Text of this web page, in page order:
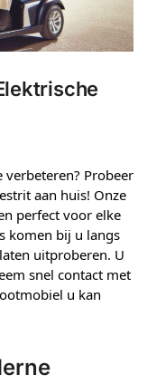
Probeer
aan huis! Onze
perfect voor elke
komen bij u langs
uitproberen. U
snel contact met
u kan